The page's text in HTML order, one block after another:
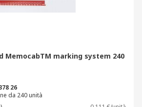
MemocabTM marking system 240
26
da 240 unità